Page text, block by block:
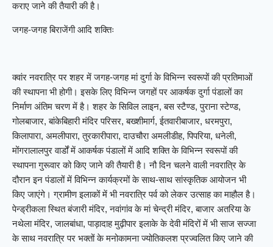
कराए जाने की तैयारी की है।
जगह-जगह बिराजेंगी आदि शक्तिः
क्वांर नवरात्रि पर शहर में जगह-जगह मां दुर्गा के विभिन्न स्वरूपों की प्रतिमाओं
की स्थापना भी होगी। इसके लिए विभिन्न जगहों पर आकर्षक दुर्गा पंडालों का
निर्माण अंतिम चरण में है। शहर के सिविल लाइन, बस स्टैण्ड, पुराना स्टेण्ड,
गोलबाजार, बांकेबिहारी मंदिर परिसर, बख्शीमार्ग, ईतवारीबाजार, धरमपुरा,
किलापारा, अमलीपारा, तुरकारीपारा, दाउचौरा अमलीडीह, पिपरिया, धनेली,
मोंगरालालपुर वार्डों में आकर्षक पंडालों में आदि शक्ति के विभिन्न स्वरूपों की
स्थापना गुरूवार को किए जाने की तैयारी है। नौ दिन चलने वाली नवरात्रि के
दौरान इन पंडालों में विभिन्न कार्यक्रमों के साथ-साथ सांस्कृतिक आयोजन भी
किए जाएंगे। ग्रामीण इलाकों में भी नवरात्रि पर्व को लेकर उत्साह का माहौल है।
पेन्ड्रीकला स्थित बंजारी मंदिर, नवांगांव के मां चेन्द्री मंदिर, बाजार अतरिया के
नथेला मंदिर, जालबांधा, पाड़ादाह मुढ़ीपार इलाके के देवी मंदिरों में भी साज सज्जा
के साथ नवरात्रि पर भक्तों के मनोकामना ज्योतिकलश प्रज्वलित किए जाने की